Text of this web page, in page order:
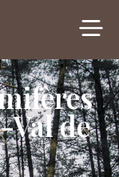
Val de